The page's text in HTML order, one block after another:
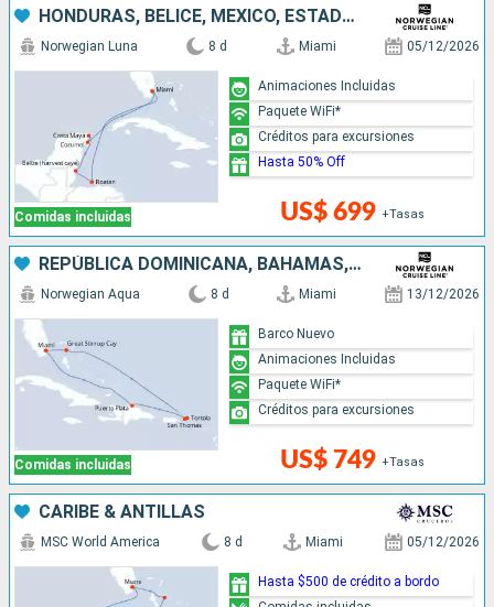
HONDURAS, BELICE, MÉXICO, ESTADOS UNIDOS
Comidas incluidas
Norwegian Luna 8 d Miami 05/12/2026
US$ 699 +Tasas
Animaciones Incluidas
Paquete WiFi*
Créditos para excursiones
Hasta 50% Off
REPÚBLICA DOMINICANA, BAHAMAS, ESTADOS UNIDOS
Comidas incluidas
Norwegian Aqua 8 d Miami 13/12/2026
US$ 749 +Tasas
Barco Nuevo
Animaciones Incluidas
Paquete WiFi*
Créditos para excursiones
CARIBE & ANTILLAS
MSC World America 8 d Miami 05/12/2026
Hasta $500 de crédito a bordo